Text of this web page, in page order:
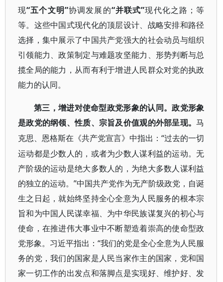
现“五个文明”协调发展的“并联式”现代化之路；等
等。这些中国式现代化的顶层设计、战略安排和路径
选择，集中展示了中国共产党强大的社会动员与组织
引领能力、政策制定与难题攻坚能力、形势判断与总
揽全局的能力，从而有利于增进人民群众对党的执政
能力的认同。
第三，增进对使命型政党形象的认同。政党形象
是政党的纲领、性质、宗旨及价值观的外部呈现。马
克思、恩格斯在《共产党宣言》中指出：“过去的一切
运动都是少数人的，或者为少数人谋利益的运动。无
产阶级的运动是绝大多数人的，为绝大多数人谋利益
的独立的运动。”中国共产党作为无产阶级政党，自诞
生之日起，就始终坚持全心全意为人民服务的根本宗
旨和为中国人民谋幸福、为中华民族谋复兴的初心与
使命，在推进伟大事业中不断塑造着崇高的使命型政
党形象。习近平指出：“我们的党是全心全意为人民服
务的党，我们的国家是人民当家作主的国家，党和国
家一切工作的出发点和落脚点是实现好、维护好、发